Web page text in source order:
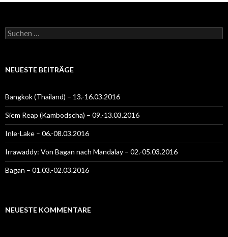
Suchen
nach:
NEUESTE BEITRÄGE
Bangkok (Thailand) – 13.-16.03.2016
Siem Reap (Kambodscha) – 09.-13.03.2016
Inle-Lake – 06.-08.03.2016
Irrawaddy: Von Bagan nach Mandalay – 02.-05.03.2016
Bagan – 01.03.-02.03.2016
NEUESTE KOMMENTARE